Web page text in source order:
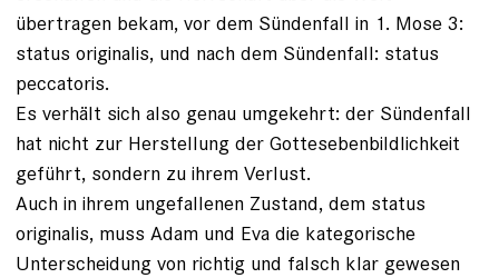
übertragen bekam, vor dem Sündenfall in 1. Mose 3:
status originalis, und nach dem Sündenfall: status
peccatoris.
Es verhält sich also genau umgekehrt: der Sündenfall
hat nicht zur Herstellung der Gottesebenbildlichkeit
geführt, sondern zu ihrem Verlust.
Auch in ihrem ungefallenen Zustand, dem status
originalis, muss Adam und Eva die kategorische
Unterscheidung von richtig und falsch klar gewesen